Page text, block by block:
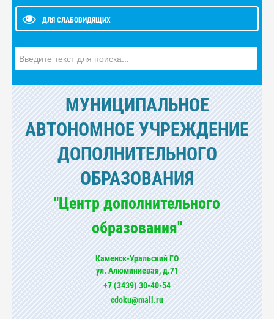
ДЛЯ СЛАБОВИДЯЩИХ
МУНИЦИПАЛЬНОЕ
АВТОНОМНОЕ УЧРЕЖДЕНИЕ
ДОПОЛНИТЕЛЬНОГО
ОБРАЗОВАНИЯ
"Центр дополнительного
образования"
Каменск-Уральский ГО
ул. Алюминиевая, д.71
+7 (3439) 30-40-54
cdoku@mail.ru